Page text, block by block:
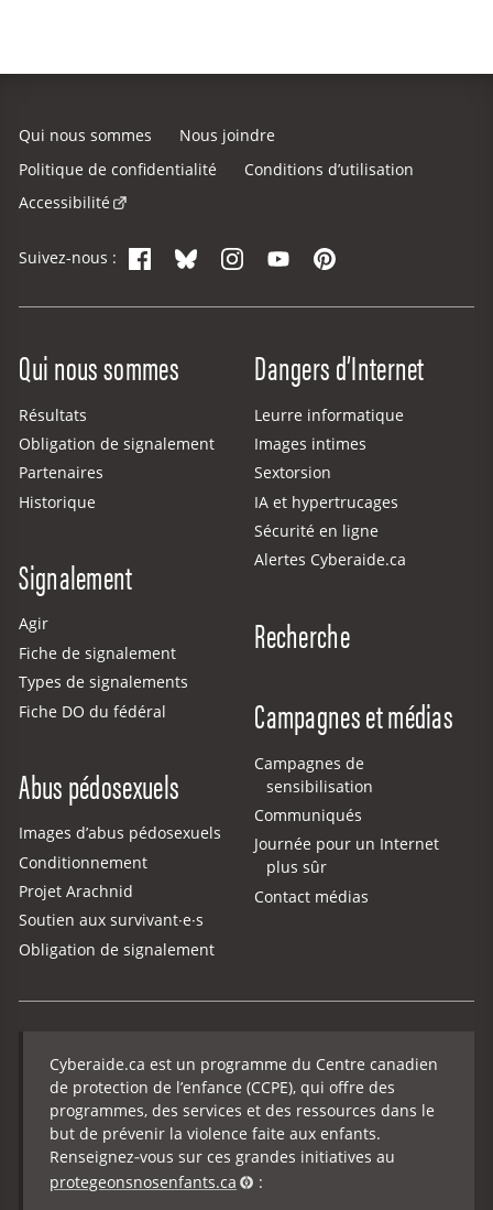
Qui nous sommes
Nous joindre
Politique de confidentialité
Conditions d’utilisation
Accessibilité
Suivez-nous : FacebookBlueskyInstagram
YouTubePinterest
Site Menu
Qui nous sommes
Résultats
Obligation de signalement
Partenaires
Historique
Signalement
Agir
Fiche de signalement
Types de signalements
Fiche DO du fédéral
Abus pédosexuels
Images d’abus pédosexuels
Conditionnement
Projet Arachnid
Soutien aux survivant·e·s
Obligation de signalement
Dangers d’Internet
Leurre informatique
Images intimes
Sextorsion
IA et hypertrucages
Sécurité en ligne
Alertes Cyberaide.ca
Recherche
Campagnes et médias
Campagnes de
sensibilisation
Communiqués
Journée pour un Internet
plus sûr
Contact médias
Cyberaide.ca est un programme du Centre canadien
de protection de l’enfance (CCPE), qui offre des
programmes, des services et des ressources dans le
but de prévenir la violence faite aux enfants.
Renseignez‑vous sur ces grandes initiatives au
protegeonsnosenfants.ca
: